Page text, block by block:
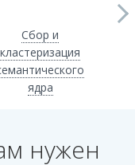
Сбор и
кластеризация
ядра
нужен